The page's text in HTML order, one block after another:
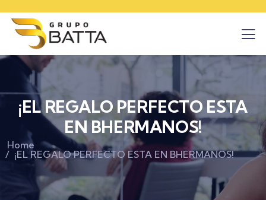
¡EL REGALO PERFECTO ESTA
EN BHERMANOS!
Home
¡EL REGALO PERFECTO ESTA EN BHERMANOS!